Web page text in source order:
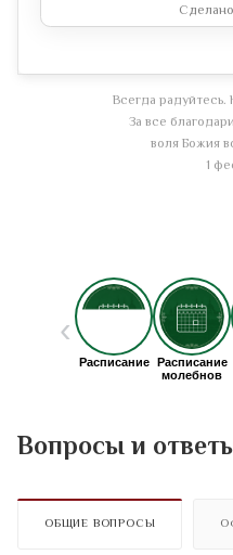
Всегда радуйтесь.
За все
воля Божия
1
Вопросы и
ОБЩИЕ ВОПРОСЫ